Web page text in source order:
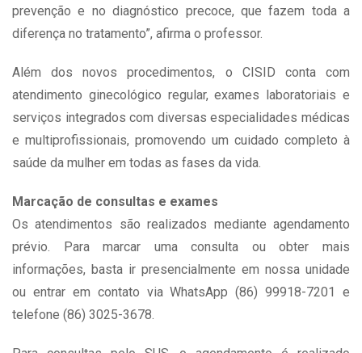
prevenção e no diagnóstico precoce, que fazem toda a
diferença no tratamento”, afirma o professor.
Além dos novos procedimentos, o CISID conta com
atendimento ginecológico regular, exames laboratoriais e
serviços integrados com diversas especialidades médicas
e multiprofissionais, promovendo um cuidado completo à
saúde da mulher em todas as fases da vida.
Marcação de consultas e exames
Os atendimentos são realizados mediante agendamento
prévio. Para marcar uma consulta ou obter mais
informações, basta ir presencialmente em nossa unidade
ou entrar em contato via WhatsApp (86) 99918-7201 e
telefone (86) 3025-3678.